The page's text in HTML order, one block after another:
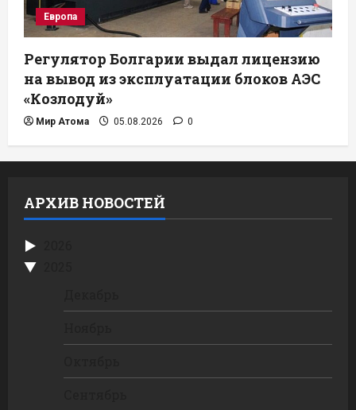
Европа
Регулятор Болгарии выдал лицензию
на вывод из эксплуатации блоков АЭС
«Козлодуй»
Мир Атома 05.08.2026 0
АРХИВ НОВОСТЕЙ